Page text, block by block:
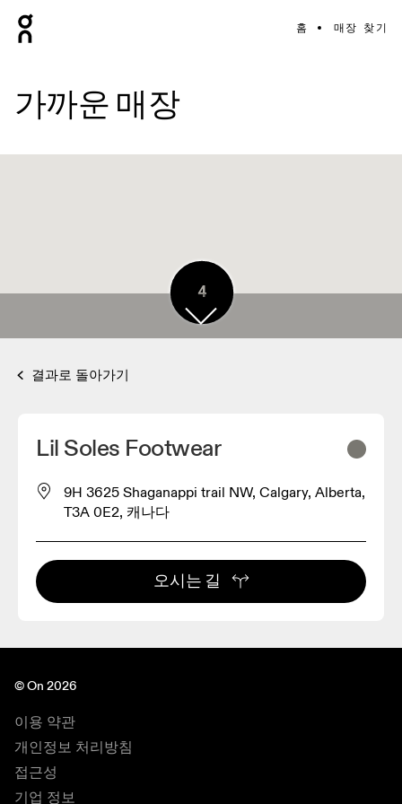
홈 매장 찾기
가까운 매장
3
4
결과로 돌아가기
Lil Soles Footwear
9H 3625 Shaganappi trail NW, Calgary, Alberta,
T3A 0E2, 캐나다
오시는 길
© On 2026
이용 약관
개인정보 처리방침
접근성
기업 정보